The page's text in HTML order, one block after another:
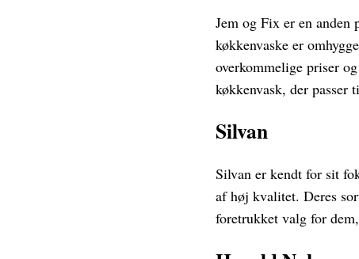
Jem og Fix er en anden
køkkenvaske er
overkommelige priser
køkkenvask, der passer
Silvan
Silvan er kendt for sit
af høj kvalitet. Deres
foretrukket valg for